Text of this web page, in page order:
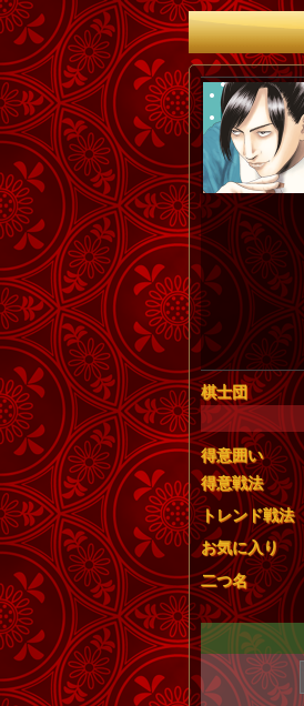
棋士団
得意囲い
得意戦法
トレンド戦法
お気に入り
二つ名